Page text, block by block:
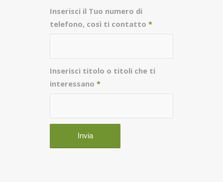
Inserisci il Tuo numero di
telefono, così ti contatto *
Inserisci titolo o titoli che ti
interessano *